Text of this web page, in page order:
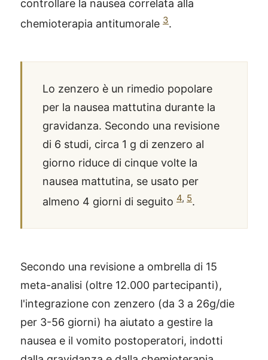
controllare la nausea correlata alla
chemioterapia antitumorale 3.
Lo zenzero è un rimedio popolare
per la nausea mattutina durante la
gravidanza. Secondo una revisione
di 6 studi, circa 1 g di zenzero al
giorno riduce di cinque volte la
nausea mattutina, se usato per
almeno 4 giorni di seguito 4, 5.
Secondo una revisione a ombrella di 15
meta-analisi (oltre 12.000 partecipanti),
l'integrazione con zenzero (da 3 a 26g/die
per 3-56 giorni) ha aiutato a gestire la
nausea e il vomito postoperatori, indotti